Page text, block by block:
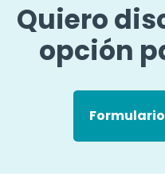
Quiero
opción